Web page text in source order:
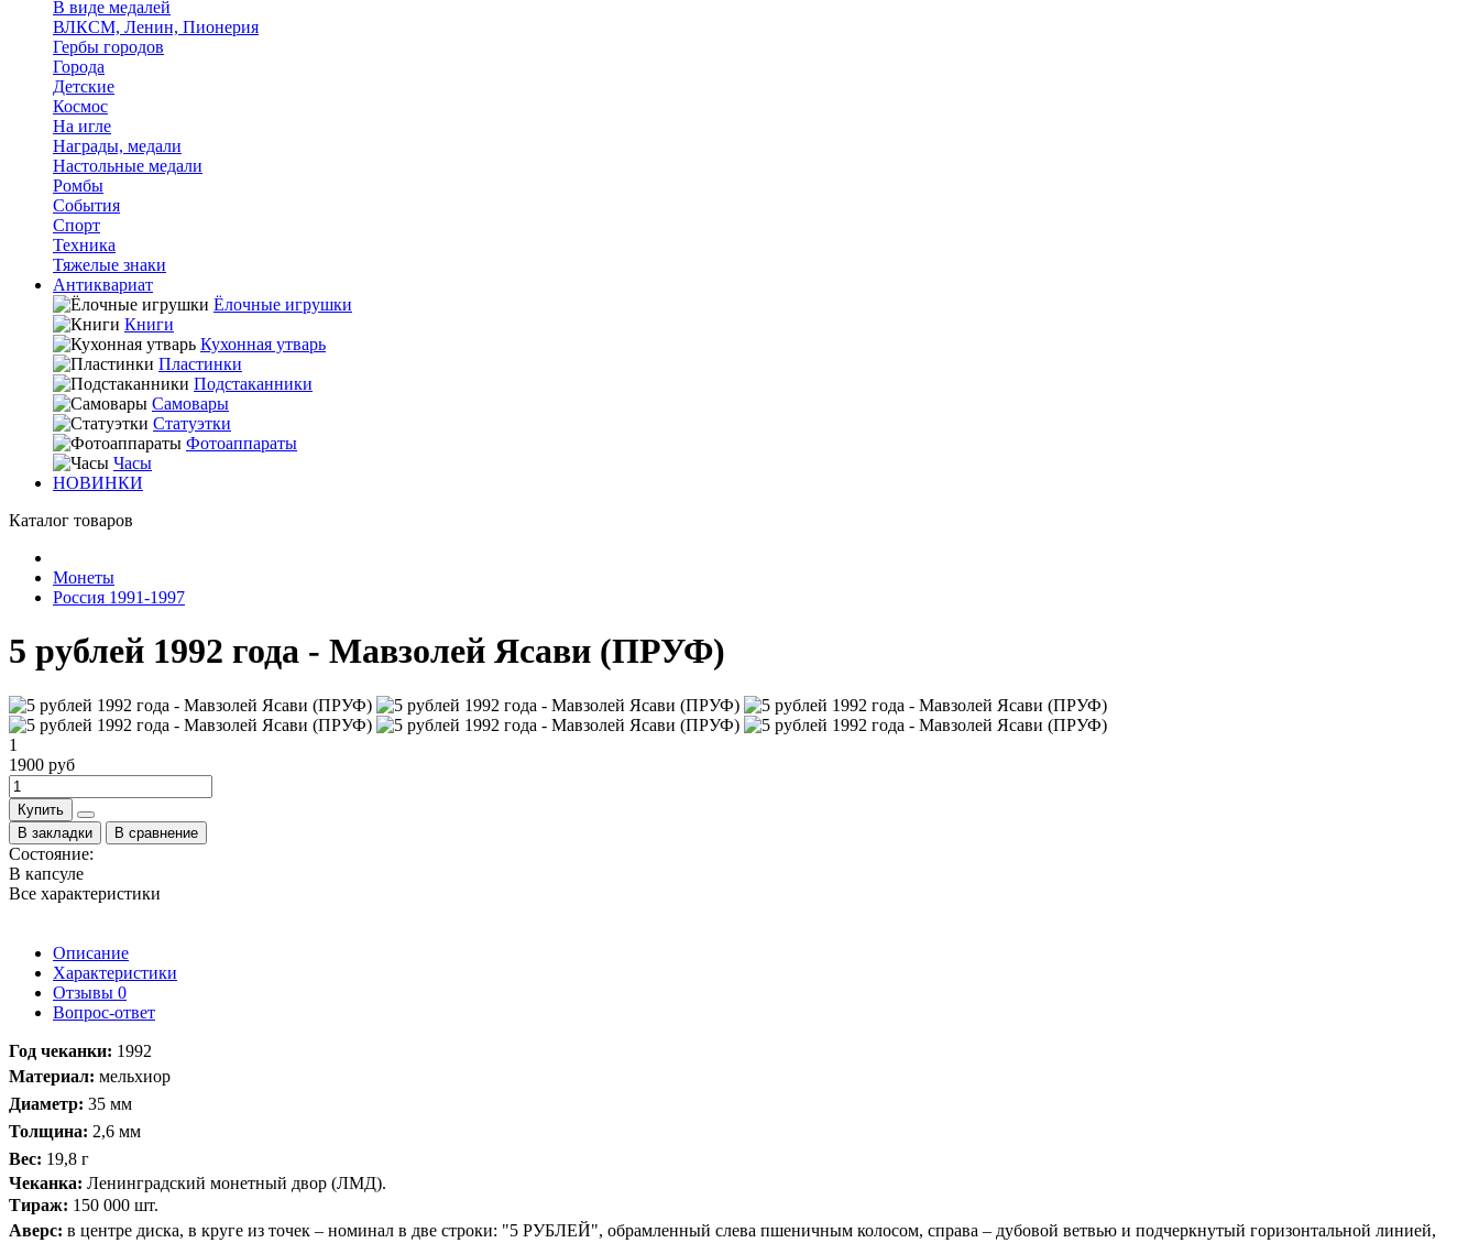
В виде медалей
ВЛКСМ, Ленин, Пионерия
Гербы городов
Города
Детские
Космос
На игле
Награды, медали
Настольные медали
Ромбы
События
Спорт
Техника
Тяжелые знаки
Антиквариат
Ёлочные игрушки
Книги
Кухонная утварь
Пластинки
Подстаканники
Самовары
Статуэтки
Фотоаппараты
Часы
НОВИНКИ
Каталог товаров
Монеты
Россия 1991-1997
5 рублей 1992 года - Мавзолей Ясави (ПРУФ)
1
1900 руб
Купить
В закладки
В сравнение
Состояние:
В капсуле
Все характеристики
Описание
Характеристики
Отзывы 0
Вопрос-ответ
​Год чеканки: 1992
Материал: мельхиор
Диаметр: 35 мм
Толщина: 2,6 мм
Вес: 19,8 г
Чеканка: Ленинградский монетный двор (ЛМД).
Тираж: 150 000 шт.
Аверс: в центре диска, в круге из точек – номинал в две строки: "5 РУБЛЕЙ", обрамленный слева пшеничным колосом, справа – дубовой ветвью и подчеркнутый горизонтальной линией,